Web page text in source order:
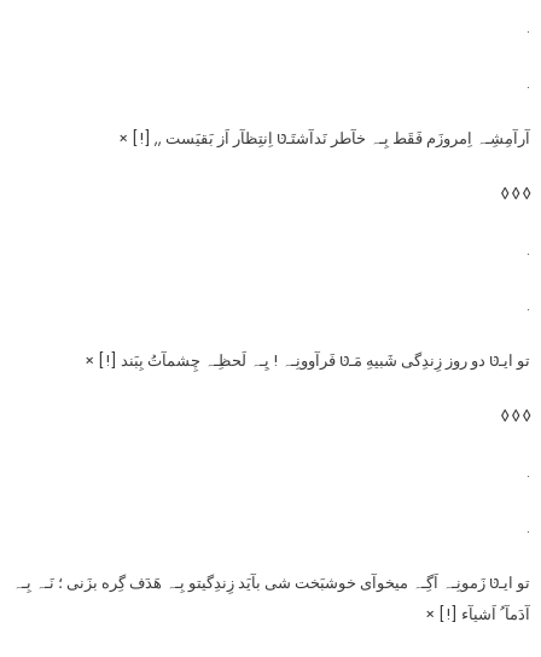
.
.
آرآمِشِـہ اِمروزَم فَقَط بِـہ خآطر نَدآشتَـטּ اِنتِظآر اَز بَقیَست ,, [!] ×
◊ ◊ ◊
.
.
تو ایـטּ دو روز زِندِگی شَبیهِ مَـטּ فَرآوونِـہ ! یِـہ لَحظِـہ چِشمآتُ بِبَند [!] ×
◊ ◊ ◊
.
.
تو ایـטּ زَمونِـہ اَگِـہ میخوآی خوشبَخت شی بآیَد زِندِگیتو بِـہ هَدَف گِره بزَنی ؛ نَـہ بِـہ
آدَمآ ُ اَشیآء [!] ×